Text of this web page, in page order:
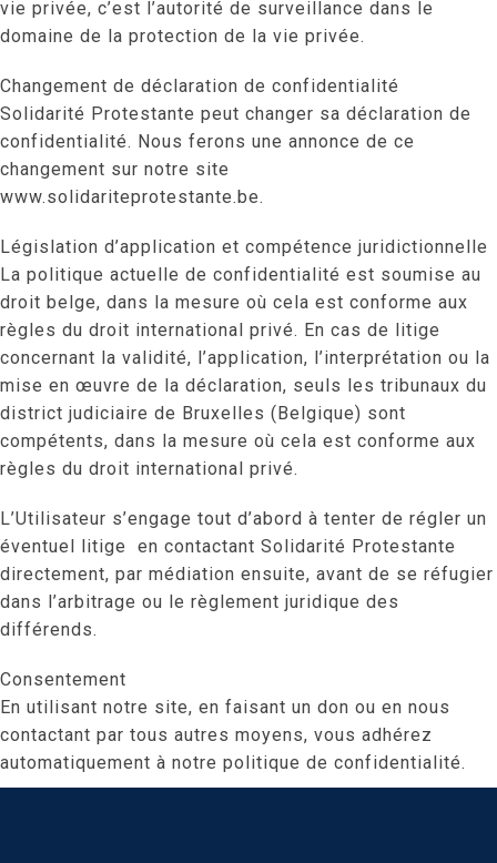
vie privée, c’est l’autorité de surveillance dans le
domaine de la protection de la vie privée.
Changement de déclaration de confidentialité
Solidarité Protestante peut changer sa déclaration de
confidentialité. Nous ferons une annonce de ce
changement sur notre site
www.solidariteprotestante.be.
Législation d’application et compétence juridictionnelle
La politique actuelle de confidentialité est soumise au
droit belge, dans la mesure où cela est conforme aux
règles du droit international privé. En cas de litige
concernant la validité, l’application, l’interprétation ou la
mise en œuvre de la déclaration, seuls les tribunaux du
district judiciaire de Bruxelles (Belgique) sont
compétents, dans la mesure où cela est conforme aux
règles du droit international privé.
L’Utilisateur s’engage tout d’abord à tenter de régler un
éventuel litige en contactant Solidarité Protestante
directement, par médiation ensuite, avant de se réfugier
dans l’arbitrage ou le règlement juridique des
différends.
Consentement
En utilisant notre site, en faisant un don ou en nous
contactant par tous autres moyens, vous adhérez
automatiquement à notre politique de confidentialité.